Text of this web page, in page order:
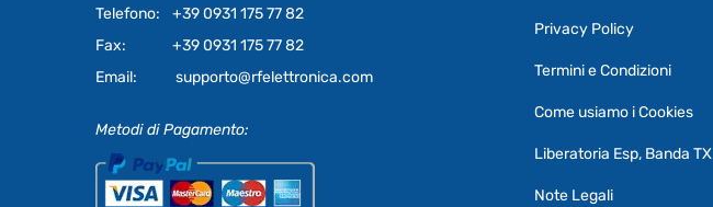
Telefono:
+39 0931 175 77 82
Fax:
+39 0931 175 77 82
Email:
supporto@rfelettronica.com
Metodi di Pagamento:
Privacy Policy
Termini e Condizioni
Come usiamo i Cookies
Liberatoria Esp, Banda TX
Note Legali